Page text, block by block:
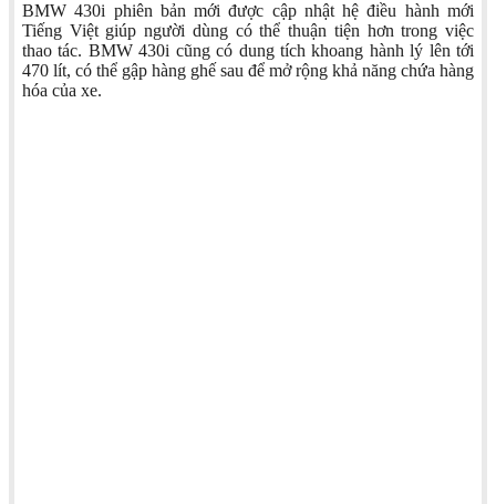
BMW 430i phiên bản mới được cập nhật hệ điều hành mới
Tiếng Việt giúp người dùng có thể thuận tiện hơn trong việc
thao tác. BMW 430i cũng có dung tích khoang hành lý lên tới
470 lít, có thể gập hàng ghế sau để mở rộng khả năng chứa hàng
hóa của xe.